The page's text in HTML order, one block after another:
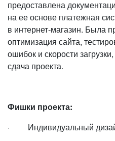
предоставлена
на ее основе платежная
в интернет-магазин. Была
оптимизация сайта,
ошибок и скорости
сдача проекта.
Фишки проекта:
· Индивидуальный